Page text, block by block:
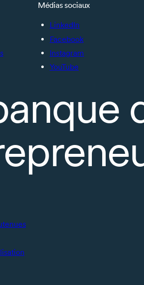
Médias sociaux
LinkedIn
Facebook
Instagram
YouTube